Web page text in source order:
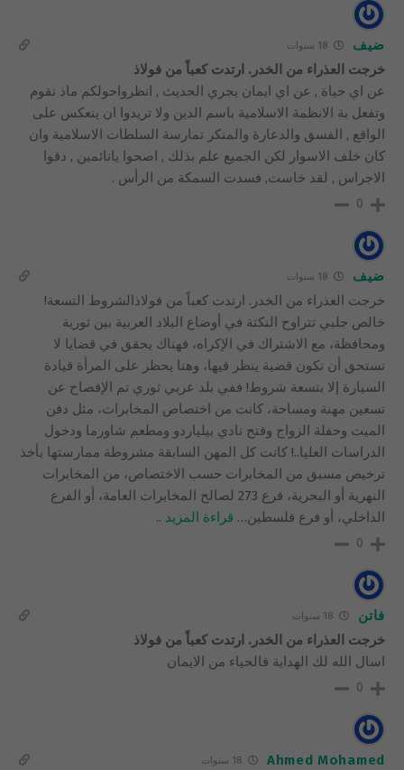
ضيف 18 سنوات
خرجت العذراء من الخدر. ارتدت كعباً من فولاذ
عن اي حياة , عن اي ايمان يجري الحديث , انظرواحولكم ماذ تقوم
وتفعل بة الانظمة الاسلامية باسم الدين ولا تريدوا ان ينعكس على
الواقع , الفسق والدعارة والمنكر تمارسة السلطات الاسلامية وان
كان خلف الاسوار لكن الجميع علم بذلك , اصحوا يانائمين , دقوا
الاجراس , لقد خاست, فسدت السمكة من الرأس .
0
ضيف 18 سنوات
خرجت العذراء من الخدر. ارتدت كعباً من فولاذالشروط التسعة!
خالص جلبي تتراوح النكتة في أوضاع البلاد العربية بين ثورية
ومحافظة، مع الاشتراك في الإكراه، فهناك يحقق في قضايا لا
تستحق أن تكون قضية ينظر فيها، وهنا يحظر على المرأة قيادة
السيارة إلا بتسعة شروط! ففي بلد عربي ثوري تم الإفصاح عن
تسعين مهنة ومساحة، كانت من اختصاص المخابرات، مثل دفن
الميت وحفلة الزواج وفتح نادي بيلياردو ومطعم شاورما ودخول
الدراسات العليا..! كانت كل المهن السابقة مشروطة ممارستها بأخذ
ترخيص مسبق من المخابرات حسب الاختصاص، من المخابرات
النهرية أو البحرية، فرع 273 لصالح المخابرات العامة، أو الفرع
الداخلي، أو فرع فلسطين… قراءة المزيد ..
0
فاتن
خرجت العذراء من الخدر. ارتدت كعباً من فولاذ
اسال الله لك الهداية فالحياء من الايمان
0
Ahmed Mohamed 18 سنوات